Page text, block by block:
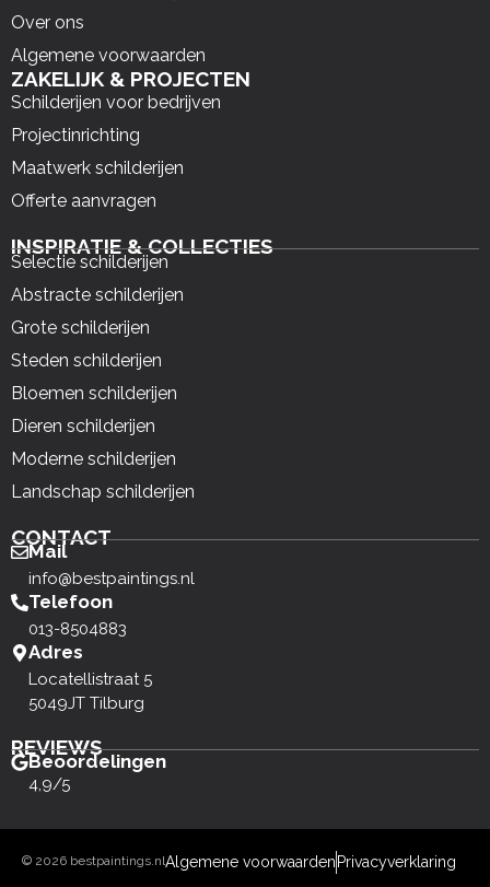
Over ons
Algemene voorwaarden
ZAKELIJK & PROJECTEN
Schilderijen voor bedrijven
Projectinrichting
Maatwerk schilderijen
Offerte aanvragen
INSPIRATIE & COLLECTIES
Selectie schilderijen
Abstracte schilderijen
Grote schilderijen
Steden schilderijen
Bloemen schilderijen
Dieren schilderijen
Moderne schilderijen
Landschap schilderijen
CONTACT
Mail
info@bestpaintings.nl
Telefoon
013-8504883
Adres
Locatellistraat 5
5049JT Tilburg
REVIEWS
Beoordelingen
4,9/5
© 2026 bestpaintings.nlAlgemene voorwaarden Privacyverklaring